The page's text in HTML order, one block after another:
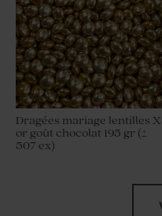
Dragées mariage lentilles
or goût chocolat 195 gr (±
507 ex)